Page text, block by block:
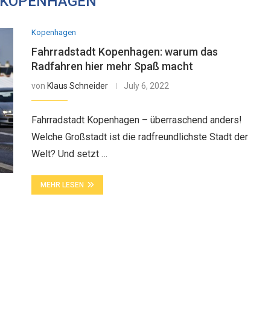
Kopenhagen
Fahrradstadt Kopenhagen: warum das
Radfahren hier mehr Spaß macht
von Klaus Schneider July 6, 2022
Fahrradstadt Kopenhagen – überraschend anders!
Welche Großstadt ist die radfreundlichste Stadt der
Welt? Und setzt …
MEHR LESEN